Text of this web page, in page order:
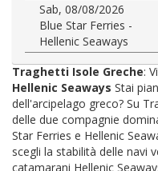
Sab, 08/08/2026
Blue Star Ferries -
Hellenic Seaways
Traghetti Isole Greche:
Hellenic Seaways Stai
dell'arcipelago greco? Su
delle due compagnie
Star Ferries e Hellenic
scegli la stabilità delle navi
catamarani Hellenic